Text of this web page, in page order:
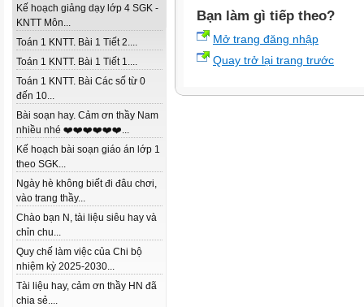
Kế hoạch giảng dạy lớp 4 SGK -
KNTT Môn...
Toán 1 KNTT. Bài 1 Tiết 2....
Toán 1 KNTT. Bài 1 Tiết 1....
Toán 1 KNTT. Bài Các số từ 0
đến 10...
Bài soạn hay. Cảm ơn thầy Nam
nhiều nhé ❤️❤️❤️❤️❤️❤️...
Kế hoạch bài soạn giáo án lớp 1
theo SGK...
Ngày hè không biết đi đâu chơi,
vào trang thầy...
Chào bạn N, tài liệu siêu hay và
chỉn chu...
Quy chế làm việc của Chi bộ
nhiệm kỳ 2025-2030...
Tài liệu hay, cảm ơn thầy HN đã
chia sẻ....
Bạn làm gì tiếp theo?
Mở trang đăng nhập
Quay trở lại trang trước